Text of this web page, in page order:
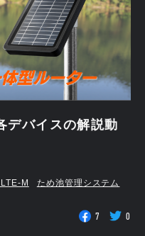
デバイスの解説動
M
ため池管理システム
7 0